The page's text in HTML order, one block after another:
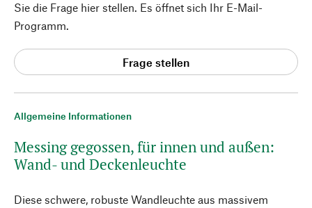
Allgemeine Informationen
Messing gegossen, für innen und außen:
Wand- und Deckenleuchte
Diese schwere, robuste Wandleuchte aus massivem
Sie die Frage hier stellen. Es öffnet sich Ihr E-Mail-
Programm.
Frage stellen